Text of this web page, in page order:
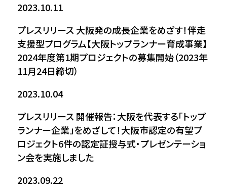
2023.10.11
プレスリリース 大阪発の成長企業をめざす！伴走
支援型プログラム【大阪トップランナー育成事業】
2024年度第1期プロジェクトの募集開始（2023年
11月24日締切）
2023.10.04
プレスリリース 開催報告：大阪を代表する「トップ
ランナー企業」をめざして！大阪市認定の有望プ
ロジェクト6件の認定証授与式・プレゼンテーショ
ン会を実施しました
2023.09.22